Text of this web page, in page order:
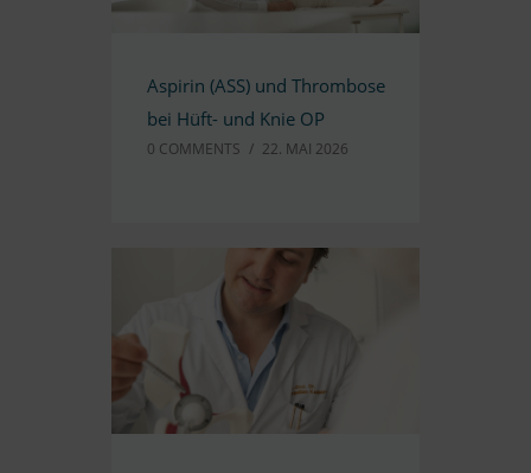
Aspi­rin (ASS) und Throm­bose
bei Hüft- und Knie OP
0 COMM­ENTS / 22. MAI 2026